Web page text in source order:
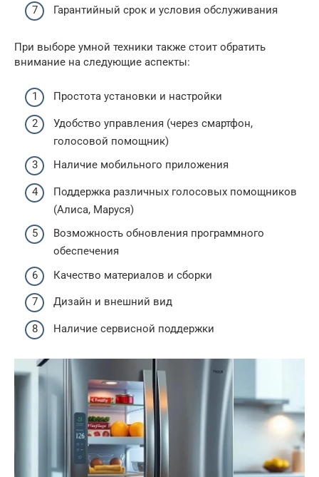
Гарантийный срок и условия обслуживания
При выборе умной техники также стоит обратить
внимание на следующие аспекты:
Простота установки и настройки
Удобство управления (через смартфон,
голосовой помощник)
Наличие мобильного приложения
Поддержка различных голосовых помощников
(Алиса, Маруся)
Возможность обновления программного
обеспечения
Качество материалов и сборки
Дизайн и внешний вид
Наличие сервисной поддержки